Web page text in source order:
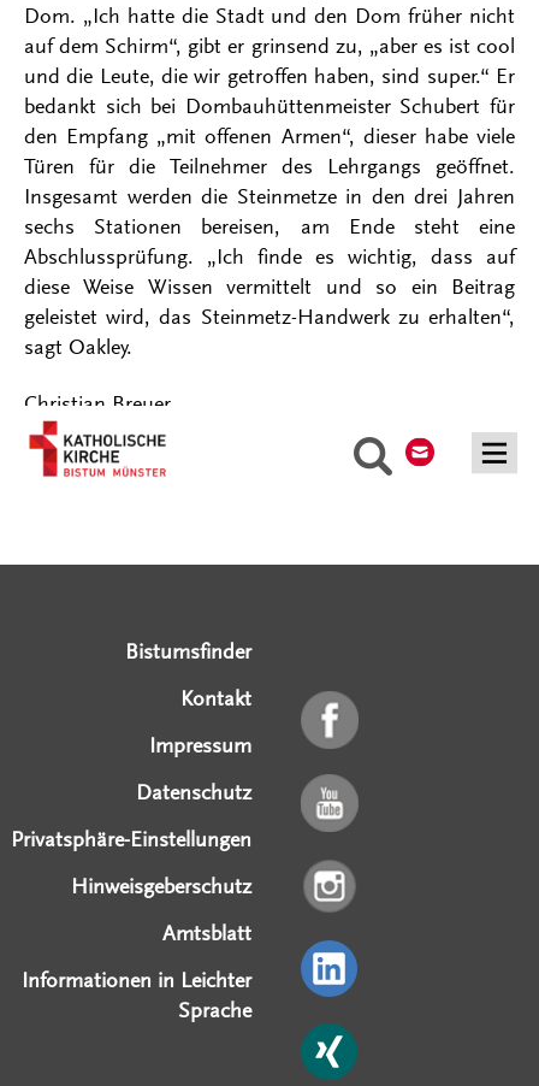
Suche
Dom. „Ich hatte die Stadt und den Dom früher nicht
auf dem Schirm“, gibt er grinsend zu, „aber es ist cool
und die Leute, die wir getroffen haben, sind super.“ Er
bedankt sich bei Dombauhüttenmeister Schubert für
den Empfang „mit offenen Armen“, dieser habe viele
Türen für die Teilnehmer des Lehrgangs geöffnet.
Insgesamt werden die Steinmetze in den drei Jahren
sechs Stationen bereisen, am Ende steht eine
Abschlussprüfung. „Ich finde es wichtig, dass auf
diese Weise Wissen vermittelt und so ein Beitrag
geleistet wird, das Steinmetz-Handwerk zu erhalten“,
sagt Oakley.
Christian Breuer
Bistumsfinder
Kontakt
Impressum
Datenschutz
Privatsphäre-Einstellungen
Hinweisgeberschutz
Amtsblatt
Informationen in Leichter
Sprache